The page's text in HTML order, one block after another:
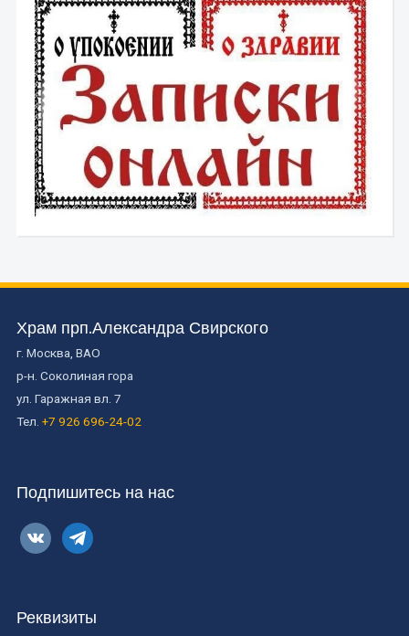
Храм прп.Александра Свирского
г. Москва, ВАО
р-н. Соколиная гора
ул. Гаражная вл. 7
Тел. +7 926 696-24-02
Подпишитесь на нас
vkontaktetelegram
Реквизиты